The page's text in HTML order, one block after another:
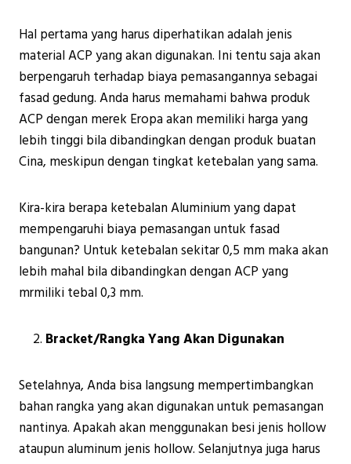
Hal pertama yang harus diperhatikan adalah jenis
material ACP yang akan digunakan. Ini tentu saja akan
berpengaruh terhadap biaya pemasangannya sebagai
fasad gedung. Anda harus memahami bahwa produk
ACP dengan merek Eropa akan memiliki harga yang
lebih tinggi bila dibandingkan dengan produk buatan
Cina, meskipun dengan tingkat ketebalan yang sama.
Kira-kira berapa ketebalan Aluminium yang dapat
mempengaruhi biaya pemasangan untuk fasad
bangunan? Untuk ketebalan sekitar 0,5 mm maka akan
lebih mahal bila dibandingkan dengan ACP yang
mrmiliki tebal 0,3 mm.
Bracket/Rangka Yang Akan Digunakan
Setelahnya, Anda bisa langsung mempertimbangkan
bahan rangka yang akan digunakan untuk pemasangan
nantinya. Apakah akan menggunakan besi jenis hollow
ataupun aluminum jenis hollow. Selanjutnya juga harus